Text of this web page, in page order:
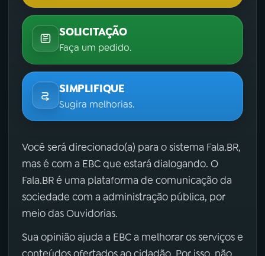
SOLICITAÇÃO
Faça um pedido.
SIMPLIFIQUE
Sugira melhorias.
Você será direcionado(a) para o sistema Fala.BR,
mas é com a EBC que estará dialogando. O
Fala.BR é uma plataforma de comunicação da
sociedade com a administração pública, por
meio das Ouvidorias.
Sua opinião ajuda a EBC a melhorar os serviços e